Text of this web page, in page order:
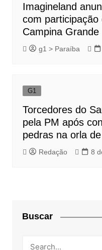
Imagineland
com participação
Campina Grande
g1 > Paraíba
G1
Torcedores do
pela PM após
pedras na orla
Redação 8
Buscar